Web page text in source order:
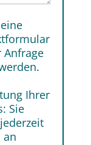
Ihrer
Sie
an